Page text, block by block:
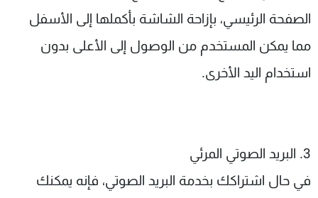
الصفحة الرئيسي، بإزاحة الشاشة بأكملها إلى الأسفل
مما يمكن المستخدم من الوصول إلى الأعلى بدون
استخدام اليد الأخرى.
3. البريد الصوتي المرئي
في حال اشتراكك بخدمة البريد الصوتي، فإنه يمكنك